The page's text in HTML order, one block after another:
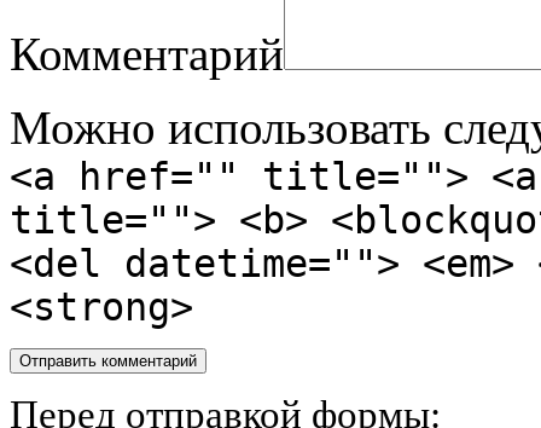
Комментарий
Можно использовать
<a href="" title="">
title=""> <b>
<del datetime="">
<strong>
Перед отправкой формы: